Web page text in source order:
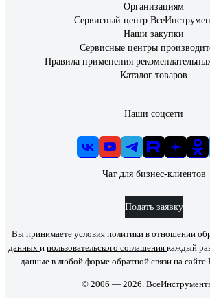
Организациям
Сервисный центр
Наши закупки
Сервисные центры
Правила применения
Каталог товаров
Наши соцсети
Чат для бизнес-клиентов
Подать заявку
Вы принимаете условия политики в отношении
данных и пользовательского соглашения каждый
данные в любой форме обратной связи на
© 2006 — 2026.